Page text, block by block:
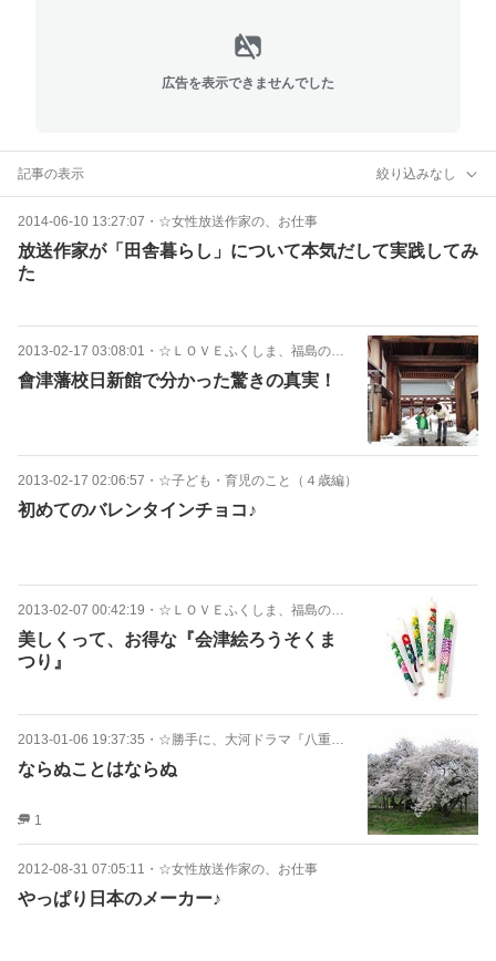
広告を表示できませんでした
記事の表示 絞り込みなし
2014-06-10 13:27:07 ・ ☆女性放送作家の、お仕事
放送作家が「田舎暮らし」について本気だして実践してみ
た
2013-02-17 03:08:01 ・ ☆ＬＯＶＥふくしま、福島のよいところ
會津藩校日新館で分かった驚きの真実！
2013-02-17 02:06:57 ・ ☆子ども・育児のこと（４歳編）
初めてのバレンタインチョコ♪
2013-02-07 00:42:19 ・ ☆ＬＯＶＥふくしま、福島のよいところ
美しくって、お得な『会津絵ろうそくま
つり』
2013-01-06 19:37:35 ・ ☆勝手に、大河ドラマ『八重の桜』ガイド
ならぬことはならぬ
1
2012-08-31 07:05:11 ・ ☆女性放送作家の、お仕事
やっぱり日本のメーカー♪